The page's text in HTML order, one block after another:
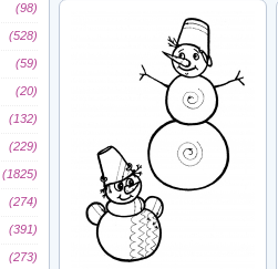
(98)
(528)
(59)
(20)
(132)
(229)
(1825)
(274)
(391)
(273)